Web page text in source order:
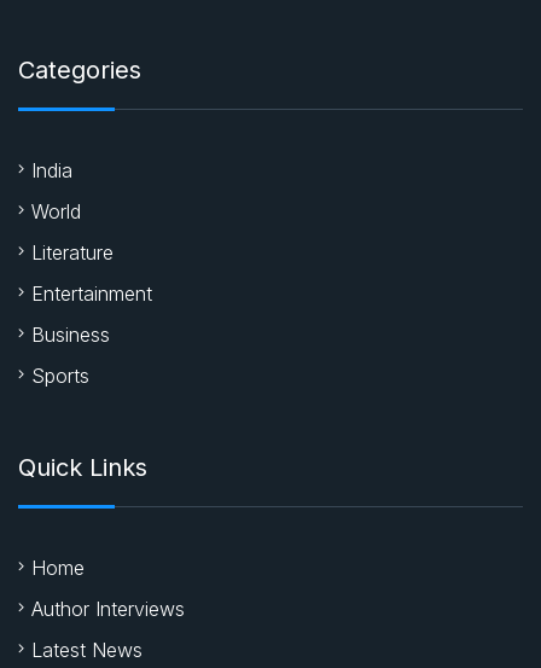
Categories
India
World
Literature
Entertainment
Business
Sports
Quick Links
Home
Author Interviews
Latest News